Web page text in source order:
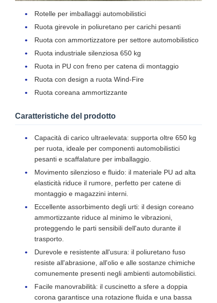
Rotelle per imballaggi automobilistici
Ruota girevole in poliuretano per carichi pesanti
Ruota con ammortizzatore per settore automobilistico
Ruota industriale silenziosa 650 kg
Ruota in PU con freno per catena di montaggio
Ruota con design a ruota Wind-Fire
Ruota coreana ammortizzante
Caratteristiche del prodotto
Capacità di carico ultraelevata: supporta oltre 650 kg
per ruota, ideale per componenti automobilistici
pesanti e scaffalature per imballaggio.
Movimento silenzioso e fluido: il materiale PU ad alta
elasticità riduce il rumore, perfetto per catene di
montaggio e magazzini interni.
Eccellente assorbimento degli urti: il design coreano
ammortizzante riduce al minimo le vibrazioni,
proteggendo le parti sensibili dell'auto durante il
trasporto.
Durevole e resistente all'usura: il poliuretano fuso
resiste all'abrasione, all'olio e alle sostanze chimiche
comunemente presenti negli ambienti automobilistici.
Facile manovrabilità: il cuscinetto a sfere a doppia
corona garantisce una rotazione fluida e una bassa